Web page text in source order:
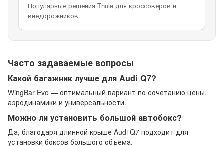
Популярные решения Thule для кроссоверов и
внедорожников.
Часто задаваемые вопросы
Какой багажник лучше для Audi Q7?
WingBar Evo — оптимальный вариант по сочетанию цены,
аэродинамики и универсальности.
Можно ли установить большой автобокс?
Да, благодаря длинной крыше Audi Q7 подходит для
установки боксов большого объема.